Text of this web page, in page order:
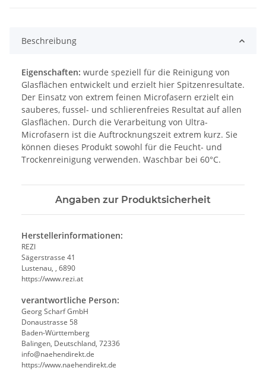
Beschreibung
Eigenschaften: wurde speziell für die Reinigung von
Glasflächen entwickelt und erzielt hier Spitzenresultate.
Der Einsatz von extrem feinen Microfasern erzielt ein
sauberes, fussel- und schlierenfreies Resultat auf allen
Glasflächen. Durch die Verarbeitung von Ultra-
Microfasern ist die Auftrocknungszeit extrem kurz. Sie
können dieses Produkt sowohl für die Feucht- und
Trockenreinigung verwenden. Waschbar bei 60°C.
Angaben zur Produktsicherheit
Herstellerinformationen:
REZI
Sägerstrasse 41
Lustenau, , 6890
https://www.rezi.at
verantwortliche Person:
Georg Scharf GmbH
Donaustrasse 58
Baden-Württemberg
Balingen, Deutschland, 72336
info@naehendirekt.de
https://www.naehendirekt.de